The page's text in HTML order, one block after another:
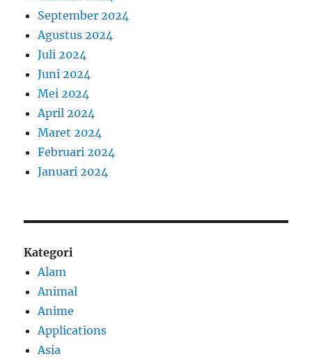
September 2024
Agustus 2024
Juli 2024
Juni 2024
Mei 2024
April 2024
Maret 2024
Februari 2024
Januari 2024
Kategori
Alam
Animal
Anime
Applications
Asia